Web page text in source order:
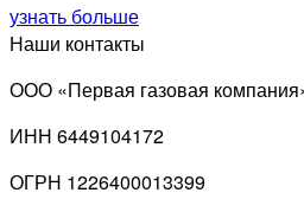
узнать больше
Наши контакты
ООО «Первая газовая
ИНН 6449104172
ОГРН 1226400013399